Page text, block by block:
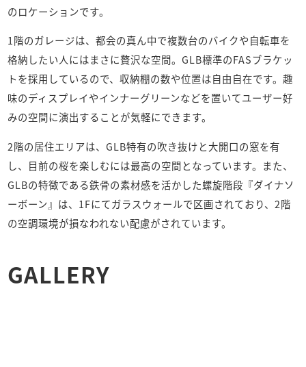
のロケーションです。
1階のガレージは、都会の真ん中で複数台のバイクや自転車を
格納したい人にはまさに贅沢な空間。GLB標準のFASブラケッ
トを採用しているので、収納棚の数や位置は自由自在です。趣
味のディスプレイやインナーグリーンなどを置いてユーザー好
みの空間に演出することが気軽にできます。
2階の居住エリアは、GLB特有の吹き抜けと大開口の窓を有
し、目前の桜を楽しむには最高の空間となっています。また、
GLBの特徴である鉄骨の素材感を活かした螺旋階段『ダイナソ
ーボーン』は、1Fにてガラスウォールで区画されており、2階
の空調環境が損なわれない配慮がされています。
GALLERY